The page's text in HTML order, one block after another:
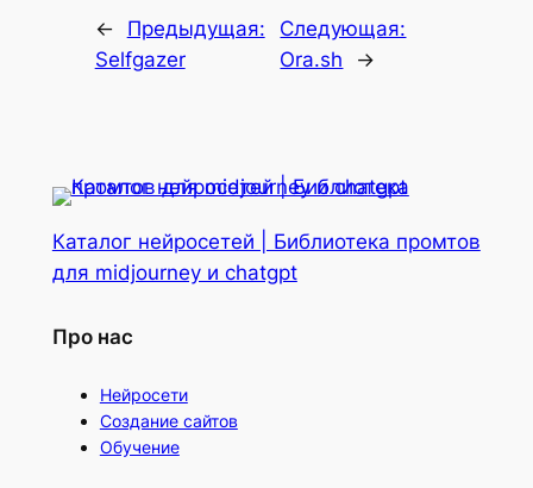
←
Предыдущая:
Selfgazer
Следующая:
Ora.sh
→
Каталог нейросетей | Библиотека промтов
для midjourney и chatgpt
Про нас
Нейросети
Создание сайтов
Обучение